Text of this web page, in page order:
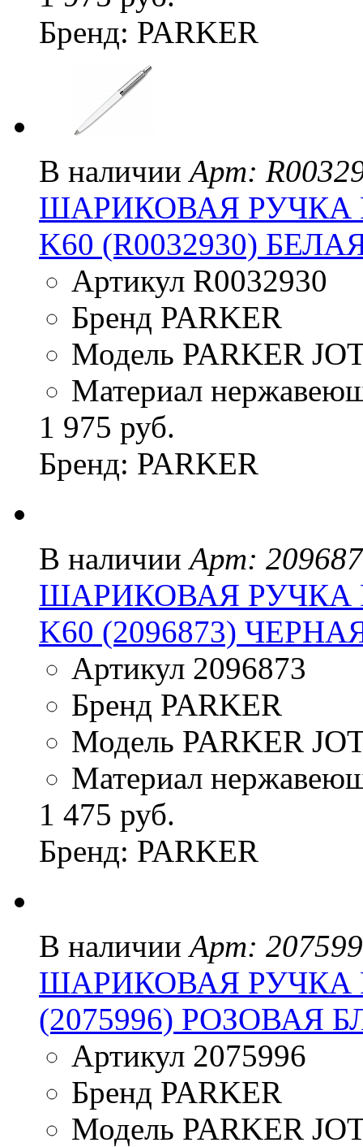
Бренд: PARKER
В наличии Арт:
ШАРИКОВАЯ РУЧКА
K60 (R0032930)
Артикул R0032930
Бренд PARKER
Модель PARKER
Материал
1 975 руб.
Бренд: PARKER
В наличии Арт:
ШАРИКОВАЯ РУЧКА
K60 (2096873)
Артикул 2096873
Бренд PARKER
Модель PARKER
Материал
1 475 руб.
Бренд: PARKER
В наличии Арт:
ШАРИКОВАЯ РУЧКА
(2075996) РОЗОВАЯ
Артикул 2075996
Бренд PARKER
Модель PARKER